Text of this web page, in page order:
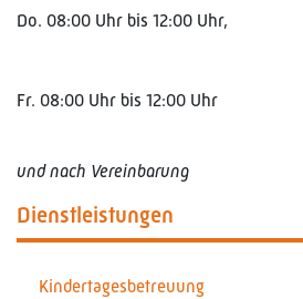
Do. 08:00 Uhr bis 12:00 Uhr,
Fr. 08:00 Uhr bis 12:00 Uhr
und nach Vereinbarung
Dienstleistungen
Kindertagesbetreuung